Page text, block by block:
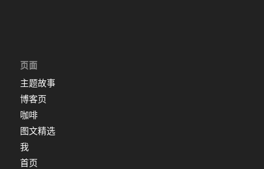
页面
主题故事
博客页
咖啡
图文精选
我
首页